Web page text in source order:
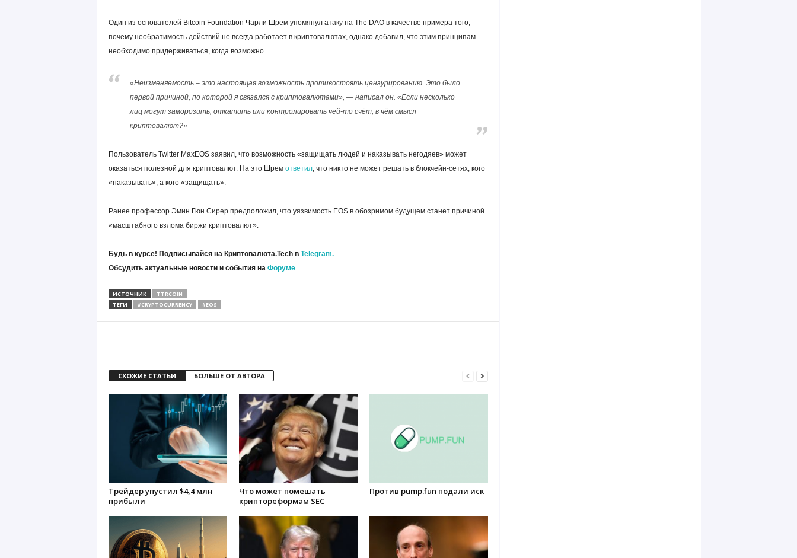
Один из основателей Bitcoin Foundation Чарли Шрем упомянул атаку на The DAO в качестве примера того,
почему необратимость действий не всегда работает в криптовалютах, однако добавил, что этим принципам
необходимо придерживаться, когда возможно.
«Неизменяемость – это настоящая возможность противостоять цензурированию. Это было
первой причиной, по которой я связался с криптовалютами», — написал он. «Если несколько
лиц могут заморозить, откатить или контролировать чей-то счёт, в чём смысл
криптовалют?»
Пользователь Twitter MaxEOS заявил, что возможность «защищать людей и наказывать негодяев» может
оказаться полезной для криптовалют. На это Шрем ответил, что никто не может решать в блокчейн-сетях, кого
«наказывать», а кого «защищать».
Ранее профессор Эмин Гюн Сирер предположил, что уязвимость EOS в обозримом будущем станет причиной
«масштабного взлома биржи криптовалют».
Будь в курсе! Подписывайся на Криптовалюта.Tech в Telegram.
Обсудить актуальные новости и события на Форуме
ИСТОЧНИК
TTRCOIN
ТЕГИ
#CRYPTOCURRENCY #EOS
СХОЖИЕ СТАТЬИ БОЛЬШЕ ОТ АВТОРА
Трейдер упустил $4,4 млн
прибыли
Что может помешать
криптореформам SEC
Против pump.fun подали иск